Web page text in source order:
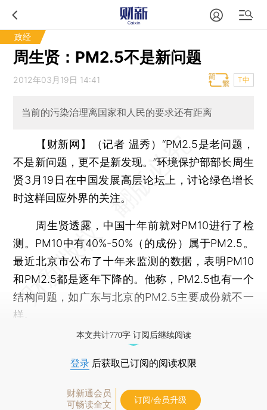
政经
周生贤：PM2.5不是新问题
2012年03月19日 14:41 T中
当前的污染治理离国家和人民的要求还有距离
【财新网】（记者 温秀） “PM2.5是老问题，
不是新问题，更不是新发现。”环境保护部部长周生
贤3月19日在中国发展高层论坛上，讨论绿色增长
时这样回应外界的关注。
周生贤透露，中国十年前就对PM10进行了检
测。PM10中有40%-50%（的成份）属于PM2.5。
最近北京市公布了十年来监测的数据，表明PM10
和PM2.5都是逐年下降的。他称，PM2.5也有一个
结构问题，如广东与北京的PM2.5主要成份就不一
样。
本文共计770字 订阅后继续阅读
登录 后获取已订阅的阅读权限
财新通会员
可畅读全文
订阅/会员升级